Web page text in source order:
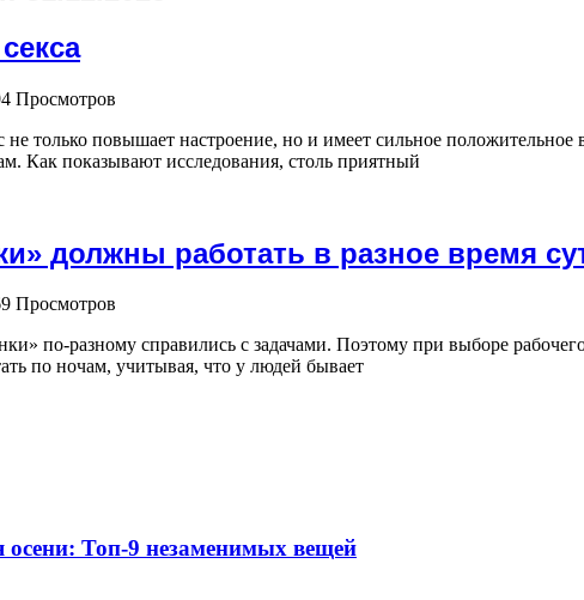
Просмотров
только повышает настроение, но и имеет сильное
Как показывают исследования, столь приятный
должны работать в разное время
Просмотров
по-разному справились с задачами. Поэтому при выборе
по ночам, учитывая, что у людей бывает
осени: Топ-9 незаменимых вещей